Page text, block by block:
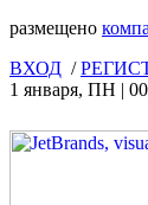
размещено
ВХОД /
1 января, ПН |